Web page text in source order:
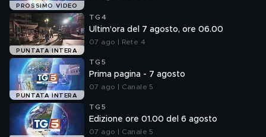
PROSSIMO VIDEO
PUNTATA INTERA
TG4
Ultim'ora del 7 agosto, ore 06.00
07 ago | Rete 4
PUNTATA INTERA
TG5
Prima pagina - 7 agosto
07 ago | Canale 5
TG5
Edizione ore 01.00 del 6 agosto
07 ago | Canale 5